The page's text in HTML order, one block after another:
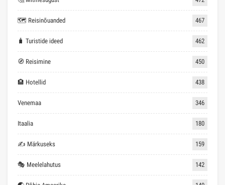
🗺 Reisinõuanded 467
🧳 Turistide ideed 462
🧭 Reisimine 450
🏨 Hotellid 438
Venemaa 346
Itaalia 180
✍ Märkuseks 159
🎭 Meelelahutus 142